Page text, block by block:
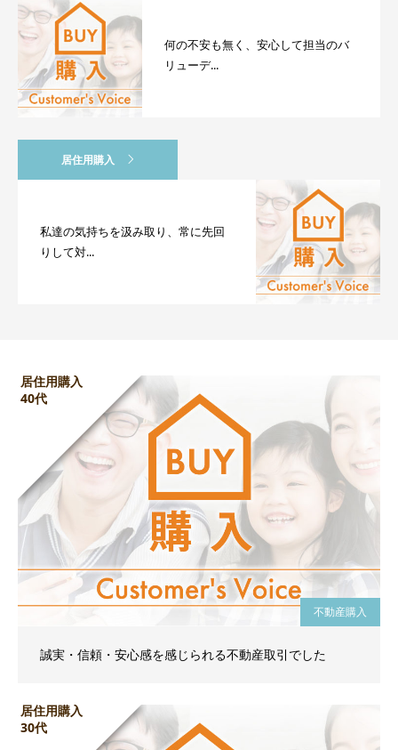
何の不安も無く、安心して担当のバ
リューデ...
居住用購入
私達の気持ちを汲み取り、常に先回
りして対...
居住用購入
40代
不動産購入
誠実・信頼・安心感を感じられる不動産取引でした
居住用購入
30代